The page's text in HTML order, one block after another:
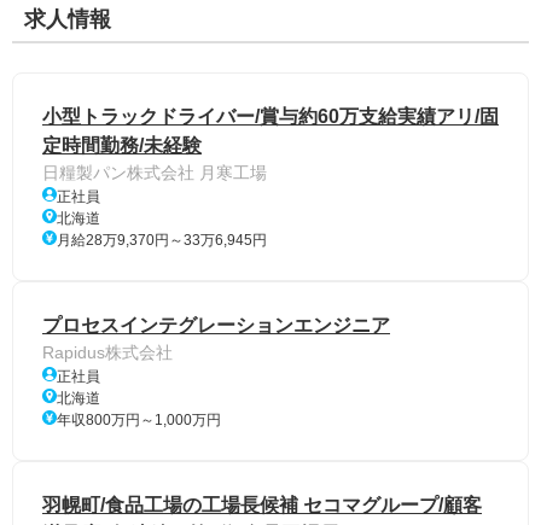
求人情報
小型トラックドライバー/賞与約60万支給実績アリ/固
定時間勤務/未経験
日糧製パン株式会社 月寒工場
正社員
北海道
月給28万9,370円～33万6,945円
プロセスインテグレーションエンジニア
Rapidus株式会社
正社員
北海道
年収800万円～1,000万円
羽幌町/食品工場の工場長候補 セコマグループ/顧客